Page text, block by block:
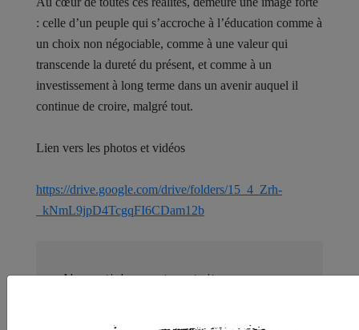
: celle d’un peuple qui s’accroche à l’éducation comme à
un choix non négociable, comme à une valeur qui
transcende la dureté du présent, et comme à un
investissement à long terme dans un avenir auquel il
continue de croire, malgré tout.
Lien vers les photos et vidéos
https://drive.google.com/drive/folders/15_4_Zrh-
_kNmL9jpD4TcgqFI6CDam12b
Nos articles sont gratuits car nous